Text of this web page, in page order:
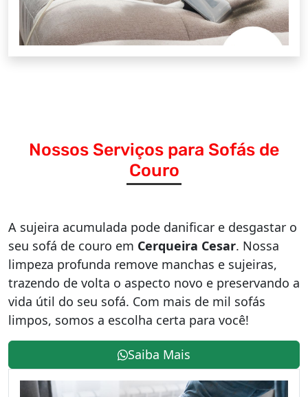
Nossos Serviços para Sofás de
Couro
A sujeira acumulada pode danificar e desgastar o
seu sofá de couro em Cerqueira Cesar. Nossa
limpeza profunda remove manchas e sujeiras,
trazendo de volta o aspecto novo e preservando a
vida útil do seu sofá. Com mais de mil sofás
limpos, somos a escolha certa para você!
Saiba Mais